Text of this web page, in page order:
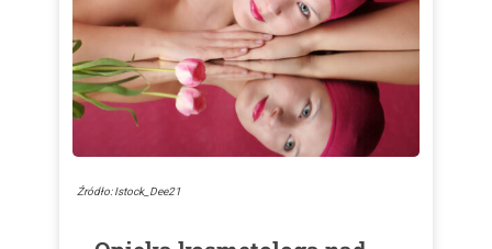
Źródło: Istock_Dee21